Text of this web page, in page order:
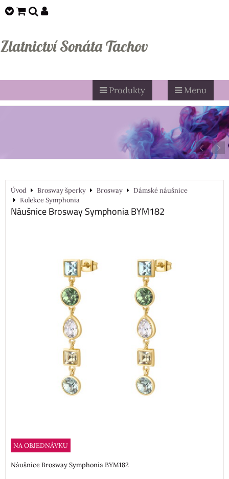
Zlatnictví Sonáta Tachov
Produkty Menu
Úvod Brosway šperky Brosway
Dámské náušnice
Kolekce Symphonia
Náušnice Brosway Symphonia BYM182
NA OBJEDNÁVKU
Náušnice Brosway Symphonia BYM182